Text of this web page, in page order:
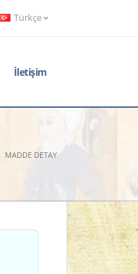
Türkçe
İletişim
MADDE DETAY